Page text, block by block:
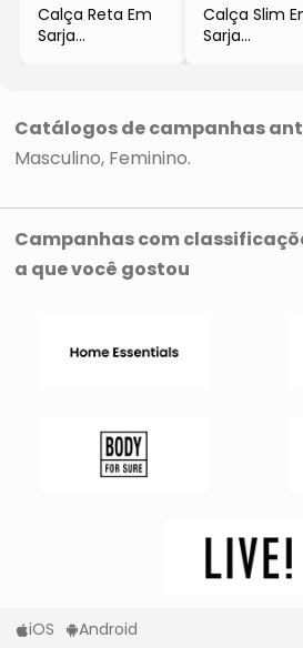
Calça Reta Em
Sarja
Calça Slim
Sarja
Catálogos de campanhas
Masculino Feminino
Campanhas com
a que você gostou
iOS Android